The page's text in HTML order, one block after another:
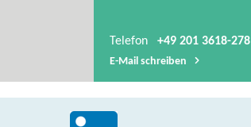
Telefon +49 201 3618-278
E-​Mail schreiben